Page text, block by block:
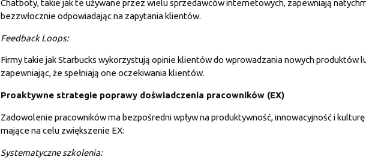
Chatboty, takie jak te używane przez wielu sprzedawców internetowych, zapewniają
bezzwłocznie odpowiadając na zapytania klientów.
FeedbackLoops:
Firmy takie jak Starbucks wykorzystują opinie klientów do wprowadzania nowych produktów
zapewniając, że spełniają one oczekiwania klientów.
Proaktywne strategie poprawy doświadczenia pracowników (EX)
Zadowolenie pracowników ma bezpośredni wpływ na produktywność, innowacyjność i
mające na celu zwiększenie EX:
Systematyczne szkolenia: